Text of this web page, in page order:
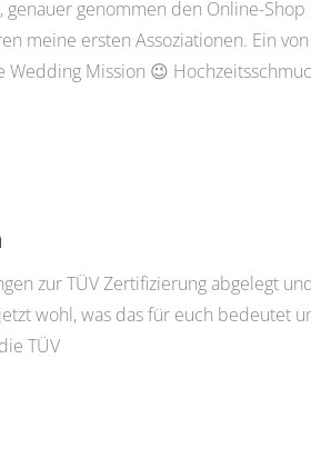
genommen den Online-
meine ersten Assoziationen. Ein
Mission 😉
zur TÜV Zertifizierung abgelegt
wohl, was das für euch bedeutet
TÜV